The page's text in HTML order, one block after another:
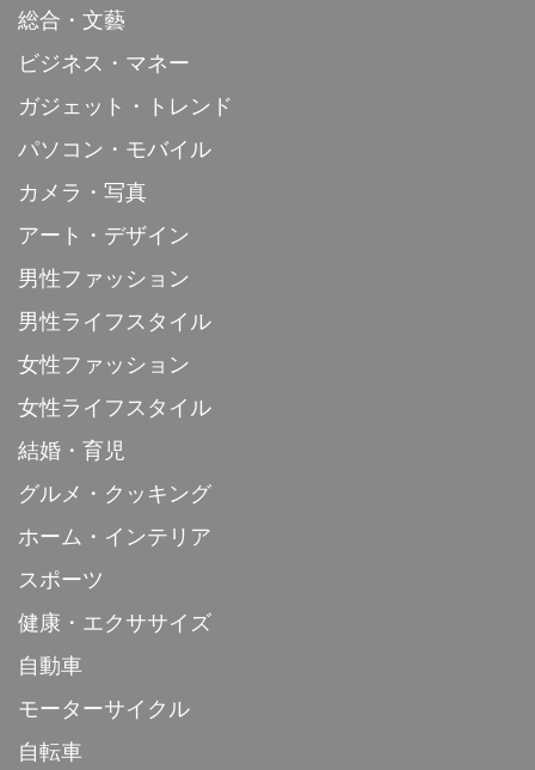
総合・文藝
ビジネス・マネー
ガジェット・トレンド
パソコン・モバイル
カメラ・写真
アート・デザイン
男性ファッション
男性ライフスタイル
女性ファッション
女性ライフスタイル
結婚・育児
グルメ・クッキング
ホーム・インテリア
スポーツ
健康・エクササイズ
自動車
モーターサイクル
自転車